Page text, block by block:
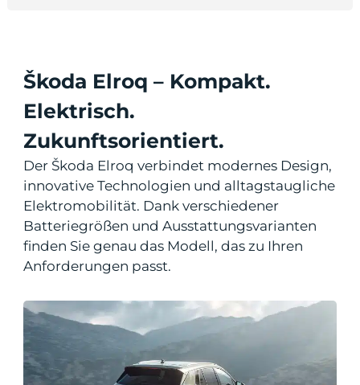
Škoda Elroq – Kompakt.
Elektrisch.
Zukunftsorientiert.
Der Škoda Elroq verbindet modernes Design,
innovative Technologien und alltagstaugliche
Elektromobilität. Dank verschiedener
Batteriegrößen und Ausstattungsvarianten
finden Sie genau das Modell, das zu Ihren
Anforderungen passt.